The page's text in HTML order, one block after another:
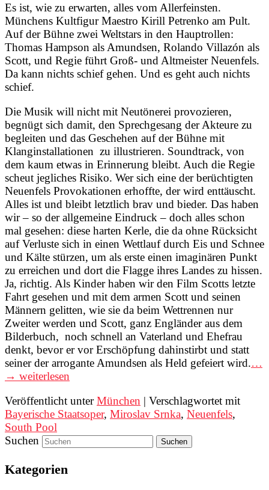
Es ist, wie zu erwarten, alles vom Allerfeinsten.
Münchens Kultfigur Maestro Kirill Petrenko am Pult.
Auf der Bühne zwei Weltstars in den Hauptrollen:
Thomas Hampson als Amundsen, Rolando Villazón als
Scott, und Regie führt Groß- und Altmeister Neuenfels.
Da kann nichts schief gehen. Und es geht auch nichts
schief.
Die Musik will nicht mit Neutönerei provozieren,
begnügt sich damit, den Sprechgesang der Akteure zu
begleiten und das Geschehen auf der Bühne mit
Klanginstallationen zu illustrieren. Soundtrack, von
dem kaum etwas in Erinnerung bleibt. Auch die Regie
scheut jegliches Risiko. Wer sich eine der berüchtigten
Neuenfels Provokationen erhoffte, der wird enttäuscht.
Alles ist und bleibt letztlich brav und bieder. Das haben
wir – so der allgemeine Eindruck – doch alles schon
mal gesehen: diese harten Kerle, die da ohne Rücksicht
auf Verluste sich in einen Wettlauf durch Eis und Schnee
und Kälte stürzen, um als erste einen imaginären Punkt
zu erreichen und dort die Flagge ihres Landes zu hissen.
Ja, richtig. Als Kinder haben wir den Film Scotts letzte
Fahrt gesehen und mit dem armen Scott und seinen
Männern gelitten, wie sie da beim Wettrennen nur
Zweiter werden und Scott, ganz Engländer aus dem
Bilderbuch, noch schnell an Vaterland und Ehefrau
denkt, bevor er vor Erschöpfung dahinstirbt und statt
seiner der arrogante Amundsen als Held gefeiert wird.…
→ weiterlesen
Veröffentlicht unter München | Verschlagwortet mit
Bayerische Staatsoper, Miroslav Srnka, Neuenfels,
South Pool
Suchen
Kategorien